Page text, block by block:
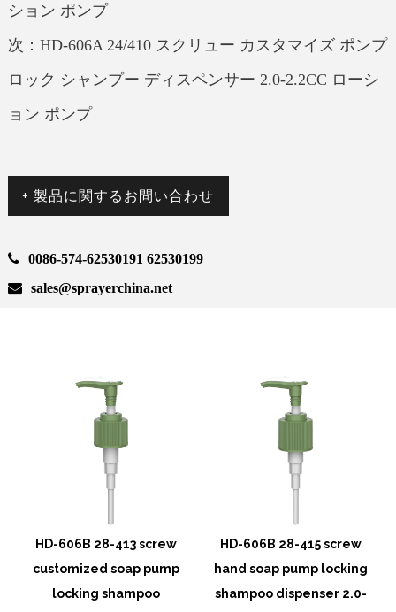
ション ポンプ
次：HD-606A 24/410 スクリュー カスタマイズ ポンプ
ロック シャンプー ディスペンサー 2.0-2.2CC ローシ
ョン ポンプ
+ 製品に関するお問い合わせ
0086-574-62530191 62530199
sales@sprayerchina.net
HD-606B 28-413 screw
customized soap pump
locking shampoo
HD-606B 28-415 screw
hand soap pump locking
shampoo dispenser 2.0-